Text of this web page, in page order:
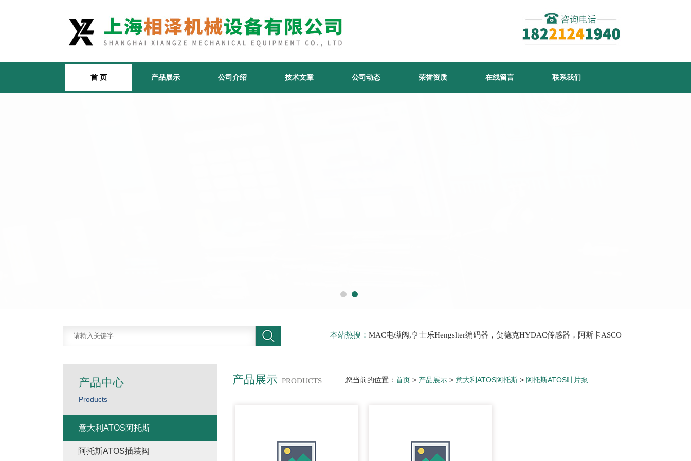
首 页 产品展示 公司介绍 技术文章 公司动态 荣誉资质 在线留言 联系我们
本站热搜： MAC电磁阀,亨士乐Hengslter编码器，贺德克HYDAC传感器，阿斯卡ASCO
产品展示 PRODUCTS 您当前的位置： 首页 > 产品展示 > 意大利ATOS阿托斯 > 阿托斯ATOS叶片泵
产品中心
Products
意大利ATOS阿托斯
阿托斯ATOS插装阀